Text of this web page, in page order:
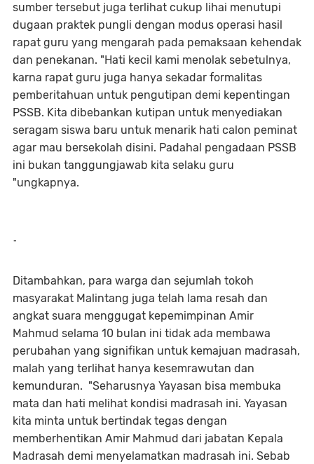
sumber tersebut juga terlihat cukup lihai menutupi
dugaan praktek pungli dengan modus operasi hasil
rapat guru yang mengarah pada pemaksaan kehendak
dan penekanan. "Hati kecil kami menolak sebetulnya,
karna rapat guru juga hanya sekadar formalitas
pemberitahuan untuk pengutipan demi kepentingan
PSSB. Kita dibebankan kutipan untuk menyediakan
seragam siswa baru untuk menarik hati calon peminat
agar mau bersekolah disini. Padahal pengadaan PSSB
ini bukan tanggungjawab kita selaku guru
"ungkapnya.
-
Ditambahkan, para warga dan sejumlah tokoh
masyarakat Malintang juga telah lama resah dan
angkat suara menggugat kepemimpinan Amir
Mahmud selama 10 bulan ini tidak ada membawa
perubahan yang signifikan untuk kemajuan madrasah,
malah yang terlihat hanya kesemrawutan dan
kemunduran. "Seharusnya Yayasan bisa membuka
mata dan hati melihat kondisi madrasah ini. Yayasan
kita minta untuk bertindak tegas dengan
memberhentikan Amir Mahmud dari jabatan Kepala
Madrasah demi menyelamatkan madrasah ini. Sebab